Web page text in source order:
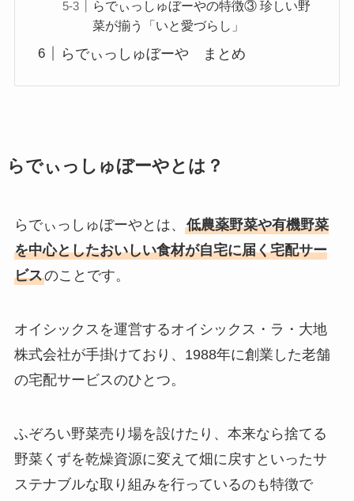
らでぃっしゅぼーやの特徴③ 珍しい野
菜が揃う「いと愛づらし」
らでぃっしゅぼーや まとめ
らでぃっしゅぼーやとは？
らでぃっしゅぼーやとは、 低農薬野菜や有機野菜
を中心としたおいしい食材が自宅に届く宅配サー
ビスのことです。
オイシックスを運営するオイシックス・ラ・大地
株式会社が手掛けており、1988年に創業した老舗
の宅配サービスのひとつ。
ふぞろい野菜売り場を設けたり、本来なら捨てる
野菜くずを乾燥資源に変えて畑に戻すといったサ
ステナブルな取り組みを行っているのも特徴で